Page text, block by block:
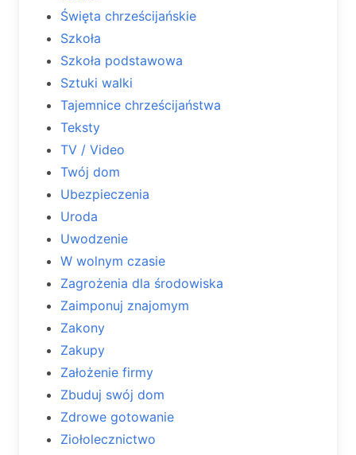
Święta chrześcijańskie
Szkoła
Szkoła podstawowa
Sztuki walki
Tajemnice chrześcijaństwa
Teksty
TV / Video
Twój dom
Ubezpieczenia
Uroda
Uwodzenie
W wolnym czasie
Zagrożenia dla środowiska
Zaimponuj znajomym
Zakony
Zakupy
Założenie firmy
Zbuduj swój dom
Zdrowe gotowanie
Ziołolecznictwo